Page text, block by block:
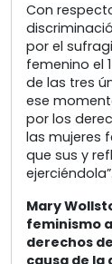
Con
por el
femenino el
de las tres
ese
por los
las mujeres
que sus y
ejerciéndola”.
Mary
feminismo
derechos